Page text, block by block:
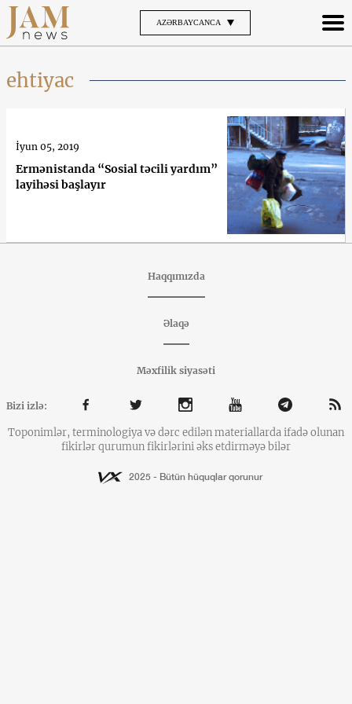
AZƏRBAYCANCA
ehtiyac
Ermənistanda “Sosial təcili yardım”
layihəsi başlayır
İyun 05, 2019
Haqqımızda
Əlaqə
Məxfilik siyasəti
Bizi izlə:
Toponimlər, terminologiya və dərc edilən materiallarda ifadə olunan
fikirlər qurumun fikirlərini əks etdirməyə bilər
2025 - Bütün hüquqlar qorunur